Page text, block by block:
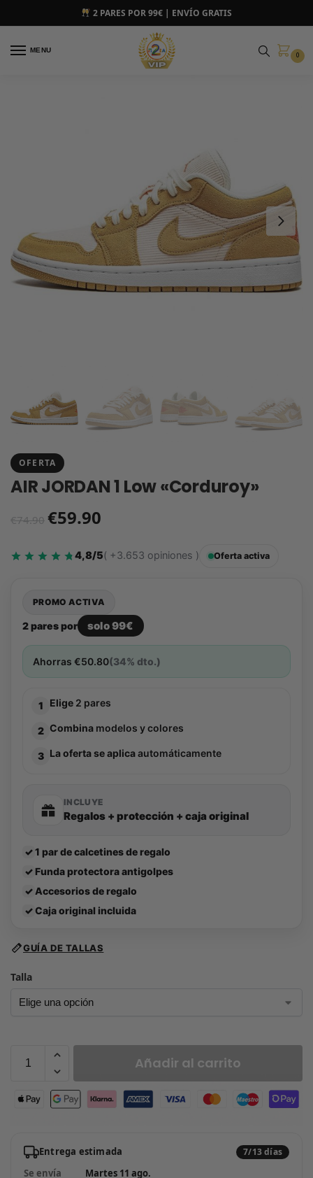
2 PARES POR 99€ | ENVÍO GRATIS
MENU
0
OFERTA
AIR JORDAN 1 Low «Corduroy»
€74.90 €59.90
4,8/5( +3.653 opiniones ) Oferta activa
PROMO ACTIVA
2 pares por solo 99€
Ahorras €50.80(34% dto.)
1 Elige 2 pares
2 Combina modelos y colores
3 La oferta se aplicaautomáticamente
INCLUYE
Regalos + protección + caja original
✓1 par de calcetines de regalo
✓ Funda protectora antigolpes
✓ Accesorios de regalo
✓Caja original incluida
GUÍA DE TALLAS
Talla
Añadir al carrito
Entrega estimada 7/13 días
Se envía
Martes 11 ago.